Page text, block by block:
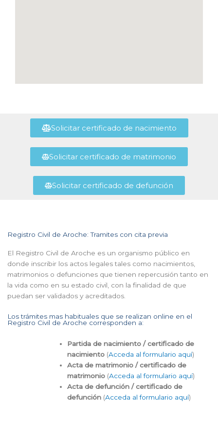
Solicitar certificado de nacimiento
Solicitar certificado de matrimonio
Solicitar certificado de defunción
Registro Civil de Aroche: Tramites con cita previa
El Registro Civil de Aroche es un organismo público en
donde inscribir los actos legales tales como nacimientos,
matrimonios o defunciones que tienen repercusión tanto en
la vida como en su estado civil, con la finalidad de que
puedan ser validados y acreditados.
Los trámites mas habituales que se realizan online en el
Registro Civil de Aroche corresponden a:
Partida de nacimiento / certificado de
nacimiento (Acceda al formulario aquí)
Acta de matrimonio / certificado de
matrimonio (Acceda al formulario aquí)
Acta de defunción / certificado de
defunción (Acceda al formulario aquí)